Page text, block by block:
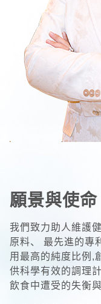
願景與使命
我們致力助人維護
原料、 最先進的專
用最高的純度比例,
供科學有效的調理
飲食中遭受的失衡